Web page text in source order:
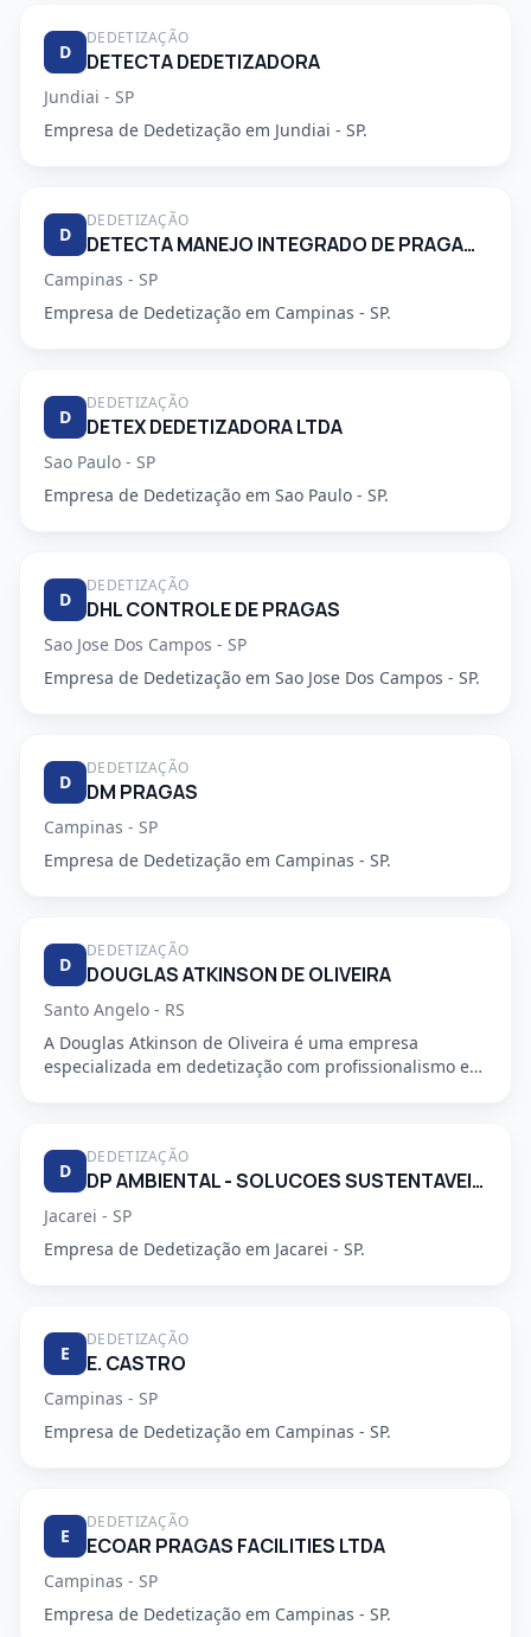
D
DEDETIZAÇÃO
DETECTA DEDETIZADORA
Jundiai - SP
Empresa de Dedetização em Jundiai - SP.
D
DEDETIZAÇÃO
DETECTA MANEJO INTEGRADO DE PRAGAS URBANAS
Campinas - SP
Empresa de Dedetização em Campinas - SP.
D
DEDETIZAÇÃO
DETEX DEDETIZADORA LTDA
Sao Paulo - SP
Empresa de Dedetização em Sao Paulo - SP.
D
DEDETIZAÇÃO
DHL CONTROLE DE PRAGAS
Sao Jose Dos Campos - SP
Empresa de Dedetização em Sao Jose Dos Campos - SP.
D
DEDETIZAÇÃO
DM PRAGAS
Campinas - SP
Empresa de Dedetização em Campinas - SP.
D
DEDETIZAÇÃO
DOUGLAS ATKINSON DE OLIVEIRA
Santo Angelo - RS
A Douglas Atkinson de Oliveira é uma empresa
especializada em dedetização com profissionalismo e
D
DEDETIZAÇÃO
DP AMBIENTAL - SOLUCOES SUSTENTAVEIS LTDA
Jacarei - SP
Empresa de Dedetização em Jacarei - SP.
E
DEDETIZAÇÃO
E. CASTRO
Campinas - SP
Empresa de Dedetização em Campinas - SP.
E
DEDETIZAÇÃO
ECOAR PRAGAS FACILITIES LTDA
Campinas - SP
Empresa de Dedetização em Campinas - SP.